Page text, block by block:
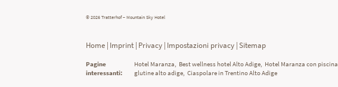
© 2026 Tratterhof – Mountain Sky Hotel
Home | Imprint | Privacy | Impostazioni privacy |Sitemap
Pagine
interessanti:
Hotel Maranza, Best wellness hotel Alto Adige, Hotel Maranza con piscina
glutine alto adige, Ciaspolare in Trentino Alto Adige